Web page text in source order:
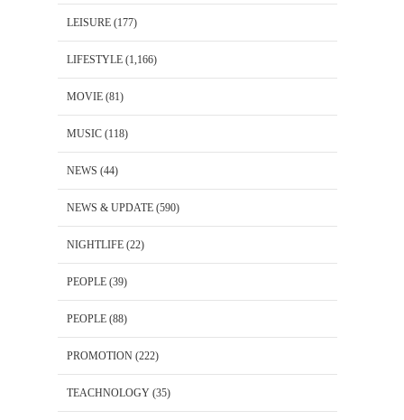
LEISURE (177)
LIFESTYLE (1,166)
MOVIE (81)
MUSIC (118)
NEWS (44)
NEWS & UPDATE (590)
NIGHTLIFE (22)
PEOPLE (39)
PEOPLE (88)
PROMOTION (222)
TEACHNOLOGY (35)